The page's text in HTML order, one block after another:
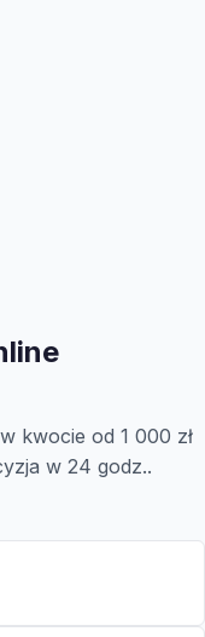
kwocie od 1 000 zł
w 24 godz..